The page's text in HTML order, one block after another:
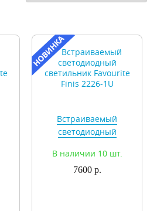
Встраиваемый
светодиодный
Finis 2226-1U
В наличии 10 шт.
7600 р.